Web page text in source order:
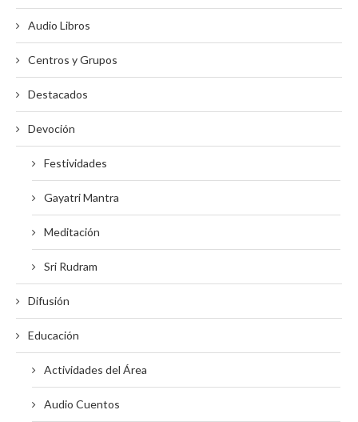
Audio Libros
Centros y Grupos
Destacados
Devoción
Festividades
Gayatri Mantra
Meditación
Sri Rudram
Difusión
Educación
Actividades del Área
Audio Cuentos